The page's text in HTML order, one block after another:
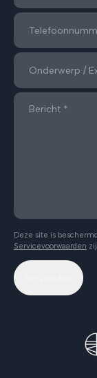
Deze site is
Servicevoorwaarden